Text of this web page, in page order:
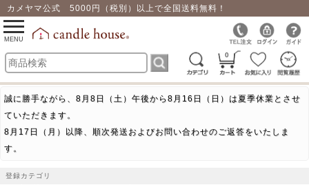
カメヤマ公式 5000円（税別）以上で全国送料無料！
0
toggle
navigation
MENU
誠に勝手ながら、8月8日（土）午後から8月16日（日）は夏季休業とさせ
ていただきます。
8月17日（月）以降、順次発送およびお問い合わせのご返答をいたしま
す。
登録カテゴリ